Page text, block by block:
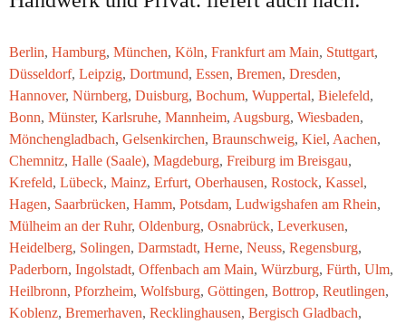
Berlin, Hamburg, München, Köln, Frankfurt am Main, Stuttgart,
Düsseldorf, Leipzig, Dortmund, Essen, Bremen, Dresden,
Hannover, Nürnberg, Duisburg, Bochum, Wuppertal, Bielefeld,
Bonn, Münster, Karlsruhe, Mannheim, Augsburg, Wiesbaden,
Mönchengladbach, Gelsenkirchen, Braunschweig, Kiel, Aachen,
Chemnitz, Halle (Saale), Magdeburg, Freiburg im Breisgau,
Krefeld, Lübeck, Mainz, Erfurt, Oberhausen, Rostock, Kassel,
Hagen, Saarbrücken, Hamm, Potsdam, Ludwigshafen am Rhein,
Mülheim an der Ruhr, Oldenburg, Osnabrück, Leverkusen,
Heidelberg, Solingen, Darmstadt, Herne, Neuss, Regensburg,
Paderborn, Ingolstadt, Offenbach am Main, Würzburg, Fürth, Ulm,
Heilbronn, Pforzheim, Wolfsburg, Göttingen, Bottrop, Reutlingen,
Koblenz, Bremerhaven, Recklinghausen, Bergisch Gladbach,